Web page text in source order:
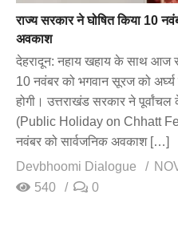
राज्य सरकार ने घोषित किया 10
अवकाश
देहरादून: नहाय खहाय के साथ आज
10 नवंबर को भगवान सूरज को अर्घ्य
होगी। उत्तराखंड सरकार ने
(Public Holiday on Chhatt
नवंबर को सार्वजनिक अवकाश […]
Devbhoomi Dialogue
540
0